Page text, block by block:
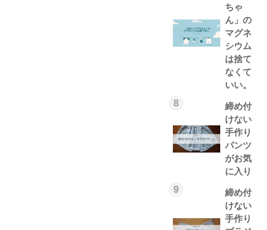
ちゃ
ん」の
マグネ
シウム
は捨て
なくて
いい。
8
締め付
けない
手作り
パンツ
がお気
に入り
9
締め付
けない
手作り